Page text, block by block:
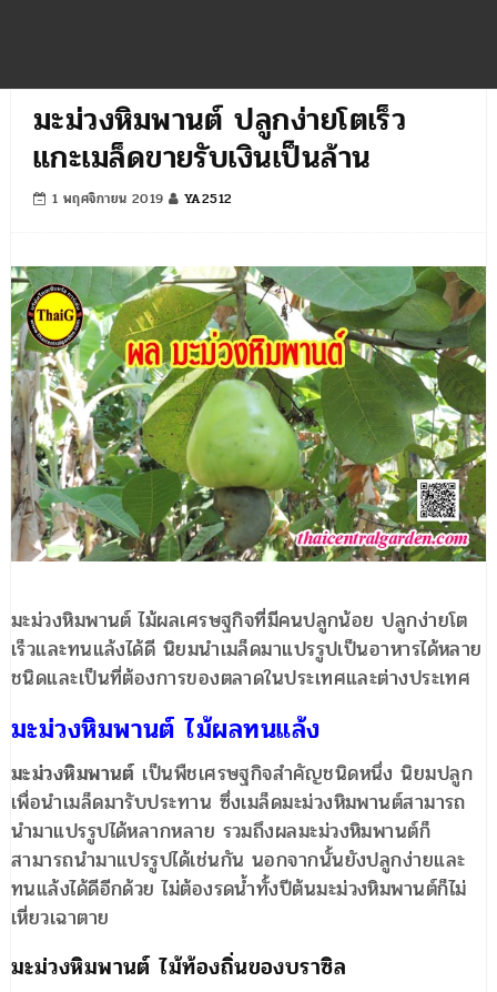
มะม่วงหิมพานต์ ปลูกง่ายโตเร็ว
แกะเมล็ดขายรับเงินเป็นล้าน
1 พฤศจิกายน 2019 YA2512
มะม่วงหิมพานต์ ไม้ผลเศรษฐกิจที่มีคนปลูกน้อย ปลูกง่ายโต
เร็วและทนแล้งได้ดี นิยมนำเมล็ดมาแปรรูปเป็นอาหารได้หลาย
ชนิดและเป็นที่ต้องการของตลาดในประเทศและต่างประเทศ
มะม่วงหิมพานต์ ไม้ผลทนแล้ง
มะม่วงหิมพานต์ เป็นพืชเศรษฐกิจสำคัญชนิดหนึ่ง นิยมปลูก
เพื่อนำเมล็ดมารับประทาน ซึ่งเมล็ดมะม่วงหิมพานต์สามารถ
นำมาแปรรูปได้หลากหลาย รวมถึงผลมะม่วงหิมพานต์ก็
สามารถนำมาแปรรูปได้เช่นกัน นอกจากนั้นยังปลูกง่ายและ
ทนแล้งได้ดีอีกด้วย ไม่ต้องรดน้ำทั้งปีต้นมะม่วงหิมพานต์ก็ไม่
เหี่ยวเฉาตาย
มะม่วงหิมพานต์ ไม้ท้องถิ่นของบราซิล